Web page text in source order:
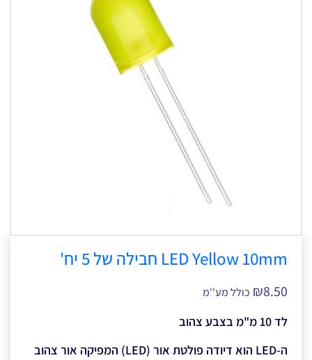
LED Yellow 10mm חבילה של 5 יח'
₪8.50 כולל מע''מ
לד 10 מ"מ בצבע צהוב
ה-LED הוא דיודה פולטת אור (LED) המפיקה אור צהוב